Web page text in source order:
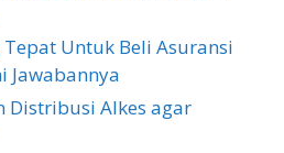
Untuk Beli Asuransi
Jawabannya
Distribusi Alkes agar